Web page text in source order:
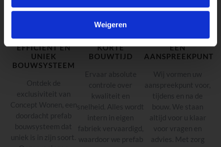
Weigeren
EFFICIËNT EN
UNIEK
BOUWSYSTEEM
Ontdek de
exclusiviteit van
Concept Wonen, een
doordacht prefab
bouwsysteem dat
uniek is in zijn soort.
KORTE
BOUWTIJD
Ervaar absolute
controle over
kwaliteit en
snelheid. Alles wordt
intern in eigen
fabriek vervaardigd,
waardoor we prefab
EÉN
AANSPREEKPUNT
Wij vormen uw
aanspreekpunt voor,
tijdens en na de
bouw. We staan
altijd voor u klaar
voor vragen en
advies. Met zorg